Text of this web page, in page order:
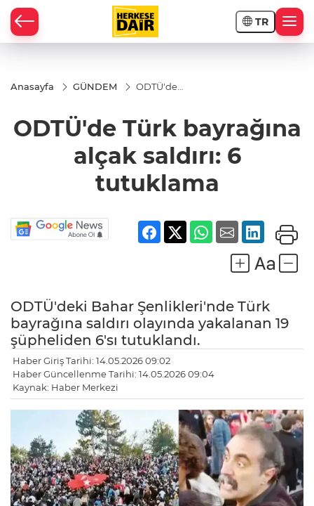
TR
Anasayfa GÜNDEM
ODTÜ'de
alçak
saldırı: 6
ODTÜ'de Türk bayrağına
alçak saldırı: 6
tutuklama
ODTÜ'deki Bahar Şenlikleri'nde Türk
bayrağına saldırı olayında yakalanan 19
şüpheliden 6'sı tutuklandı.
Haber Giriş Tarihi: 14.05.2026 09:02
Haber Güncellenme Tarihi: 14.05.2026 09:04
Kaynak: Haber Merkezi